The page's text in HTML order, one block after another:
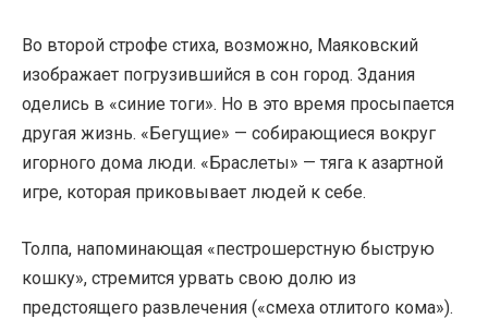
Во второй строфе стиха, возможно, Маяковский
изображает погрузившийся в сон город. Здания
оделись в «синие тоги». Но в это время просыпается
другая жизнь. «Бегущие» — собирающиеся вокруг
игорного дома люди. «Браслеты» — тяга к азартной
игре, которая приковывает людей к себе.
Толпа, напоминающая «пестрошерстную быструю
кошку», стремится урвать свою долю из
предстоящего развлечения («смеха отлитого кома»).